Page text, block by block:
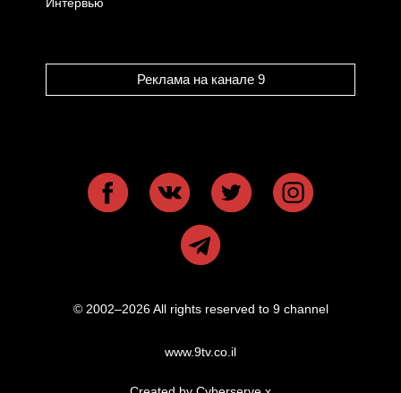
Реклама на канале 9
© 2002–2026 All rights reserved to 9 channel
www.9tv.co.il